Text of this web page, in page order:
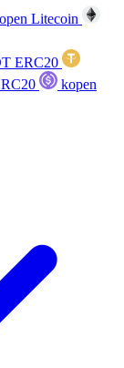
Litecoin
ERC20
kopen